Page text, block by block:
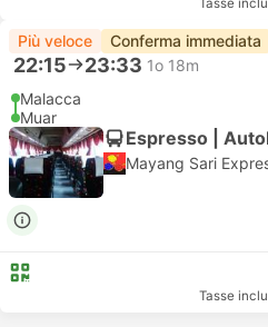
Tasse
Più veloce Conferma immediata
22:15 23:33 1o 18m
Malacca
Muar
Espresso |
Mayang Sari
Tasse